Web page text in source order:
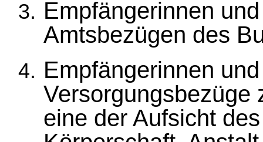
Empfängerinnen
Amtsbezügen des
Empfängerinnen
Versorgungsbezüge
eine der Aufsicht